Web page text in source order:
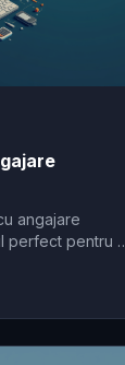
angajare
perfect pentru o